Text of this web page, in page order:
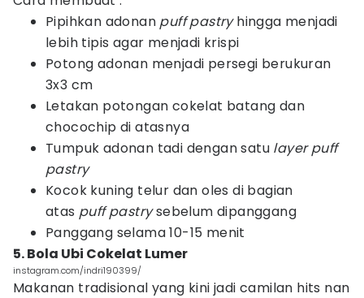
Pipihkan adonan puff pastryhingga menjadi
lebih tipis agar menjadi krispi
Potong adonan menjadi persegi berukuran
3x3 cm
Letakan potongan cokelat batang dan
chocochip di atasnya
Tumpuk adonan tadi dengan satu layer puff
pastry
Kocok kuning telur dan oles di bagian
atas puff pastrysebelum dipanggang
Panggang selama 10-15 menit
5. Bola Ubi Cokelat Lumer
instagram.com/indri190399/
Makanan tradisional yang kini jadi camilan hits nan